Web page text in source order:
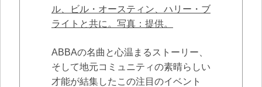
ル、ビル・オースティン、ハリー・ブ
ライトと共に。写真：提供。
ABBAの名曲と心温まるストーリー、
そして地元コミュニティの素晴らしい
才能が結集したこの注目のイベント